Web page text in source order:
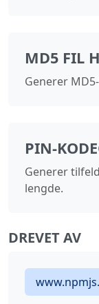
MD5 FIL
Generer
PIN-
Generer
lengde.
DREVET AV